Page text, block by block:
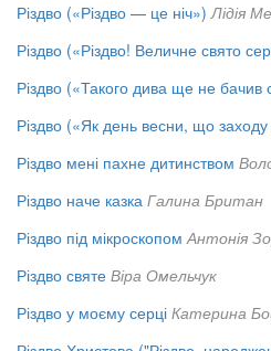
Різдво («Різдво — це ніч») Лідія
Різдво («Різдво! Величне свято
Різдво («Такого дива ще не бачив
Різдво («Як день весни, що
Різдво мені пахне дитинством
Різдво наче казка Галина Британ
Різдво під мікроскопом Антонія
Різдво святе Віра Омельчук
Різдво у моєму серці Катерина